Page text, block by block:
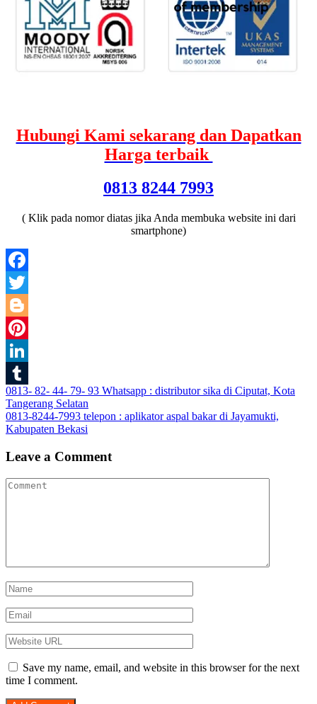
Hubungi Kami sekarang dan Dapatkan
Harga terbaik
0813 8244 7993
( Klik pada nomor diatas jika Anda membuka website ini dari
smartphone)
Facebook
Twitter
Blogger
Pinterest
LinkedIn
Tumblr
Post
navigation
0813- 82- 44- 79- 93 Whatsapp : distributor sika di Ciputat, Kota
Tangerang Selatan
0813-8244-7993 telepon : aplikator aspal bakar di Jayamukti,
Kabupaten Bekasi
Leave a Comment
Save my name, email, and website in this browser for the next
time I comment.